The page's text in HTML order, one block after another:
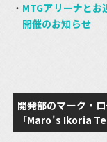
MTGアリーナとお
開催のお知らせ
開発部のマーク・
「Maro's Ikoria